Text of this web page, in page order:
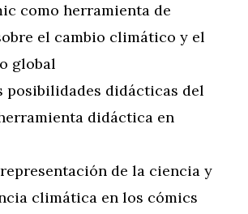
como herramienta de
el cambio climático y el
global
posibilidades didácticas del
didáctica en
de la ciencia y
climática en los cómics